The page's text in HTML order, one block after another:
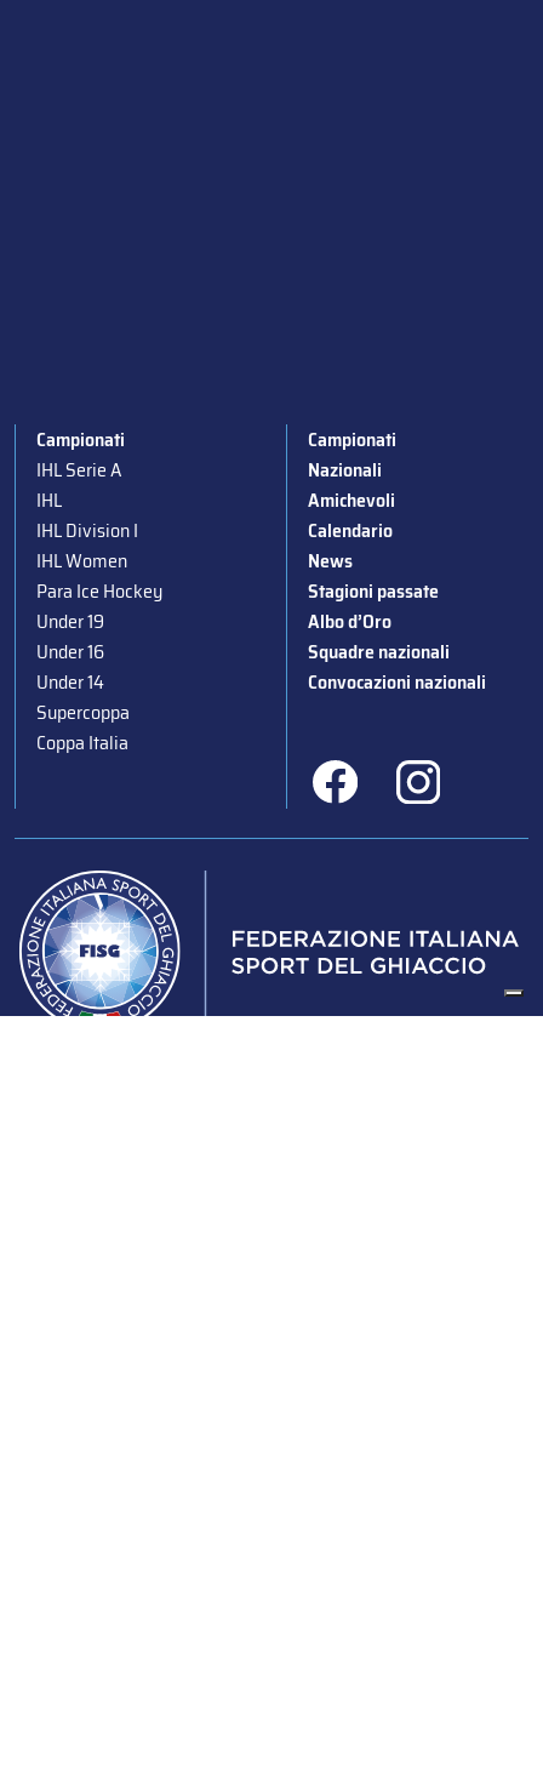
Campionati
IHL Serie A
IHL
IHL Division I
IHL Women
Para Ice Hockey
Under 19
Under 16
Under 14
Supercoppa
Coppa Italia
Campionati
Nazionali
Amichevoli
Calendario
News
Stagioni passate
Albo d’Oro
Squadre nazionali
Convocazioni nazionali